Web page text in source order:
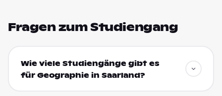
Fragen zum Studiengang
Wie viele Studiengänge gibt es
für Geographie in Saarland?